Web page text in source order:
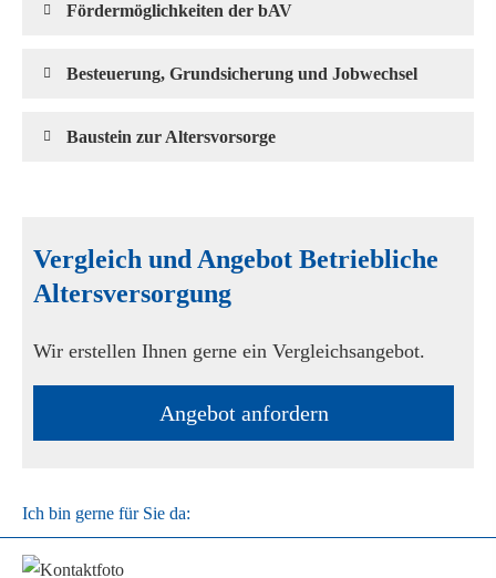
Fördermöglichkeiten der bAV
Besteuerung, Grundsicherung und Jobwechsel
Baustein zur Alters­vorsorge
Vergleich und Angebot Betriebliche
Altersversorgung
Wir erstellen Ihnen gerne ein Vergleichsangebot.
An­ge­bot an­for­dern
Ich bin gerne für Sie da: